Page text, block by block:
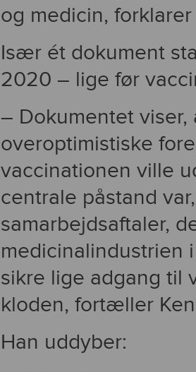
og medicin,
Især ét dokument
2020 – lige før
– Dokumentet
overoptimistiske
vaccinationen ville
centrale påstand
samarbejdsaftaler,
medicinalindustrien
sikre lige adgang til
kloden, fortæller
Han uddyber: